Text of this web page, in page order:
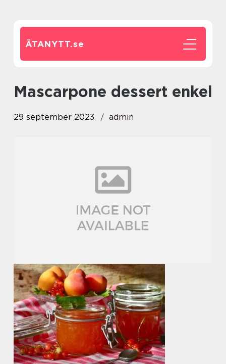
ÄTANYTT.se
mascarpone dessert enkel
29 september 2023 admin